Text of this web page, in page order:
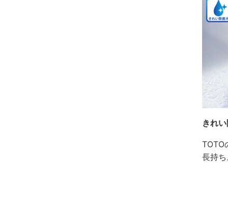
きれ
TOTO
長持